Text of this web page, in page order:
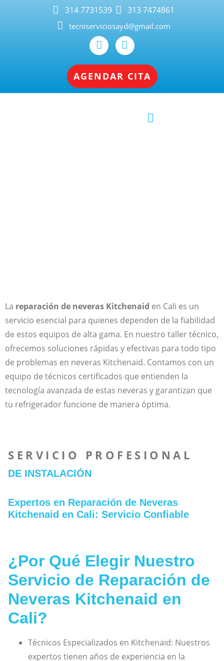
314 7731539 313 7474861
tecniserviciosayd@gmail.com
AGENDAR CITA
La reparación de neveras Kitchenaid en Cali es un
servicio esencial para quienes dependen de la fiabilidad
de estos equipos de alta gama. En nuestro taller técnico,
ofrecemos soluciones rápidas y efectivas para todo tipo
de problemas en neveras Kitchenaid. Contamos con un
equipo de técnicos certificados que entienden la
tecnología avanzada de estas neveras y garantizan que
tu refrigerador funcione de manera óptima.
SERVICIO PROFESIONAL
DE INSTALACIÓN
Expertos en Reparación de Neveras
Kitchenaid en Cali: Servicio Confiable
¿Por Qué Elegir Nuestro
Servicio de Reparación de
Neveras Kitchenaid en
Cali?
Técnicos Especializados en Kitchenaid: Nuestros
expertos tienen años de experiencia en la